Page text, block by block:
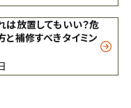
は放置してもいい？危
と補修すべきタイミン